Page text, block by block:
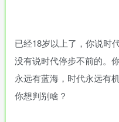
已经18岁以上了，你说时
没有说时代停步不前的。
永远有蓝海，时代永远有
你想判别啥？